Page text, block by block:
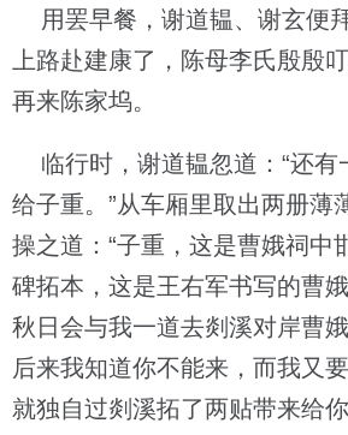
用罢早餐，谢道韫、谢玄便
上路赴建康了，陈母李氏殷殷
再来陈家坞。
临行时，谢道韫忽道：“还有
给子重。”从车厢里取出两册薄
操之道：“子重，这是曹娥祠中
碑拓本，这是王右军书写的曹
秋日会与我一道去剡溪对岸曹
后来我知道你不能来，而我又
就独自过剡溪拓了两贴带来给